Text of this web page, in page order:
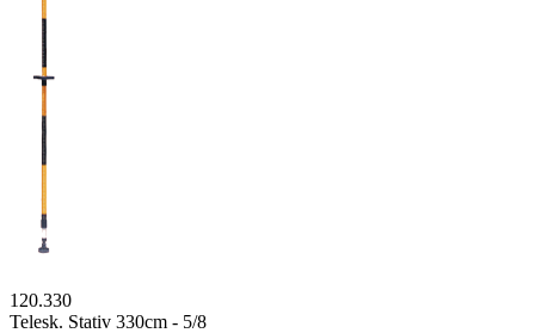
120.330
Telesk. Stativ 330cm - 5/8